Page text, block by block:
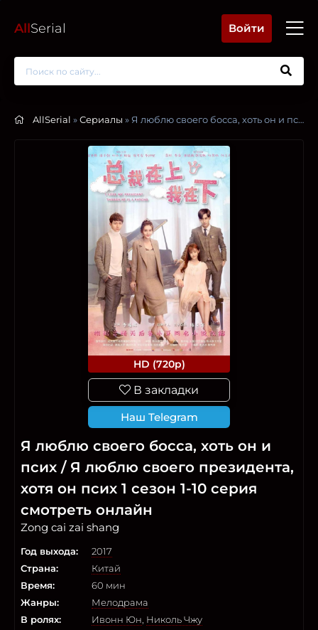
AllSerial Войти
AllSerial »Сериалы » Я люблю своего босса, хоть он и псих / Я люблю своего президента, хотя он псих
HD (720p)
В закладки
Наш Telegram
Я люблю своего босса, хоть он и
псих / Я люблю своего президента,
хотя он псих 1 сезон 1-10 серия
смотреть онлайн
Zong cai zai shang
Год выхода:
2017
Страна:
Китай
Время:
60 мин
Жанры:
Мелодрама
В ролях:
Ивонн Юн Николь Чжу